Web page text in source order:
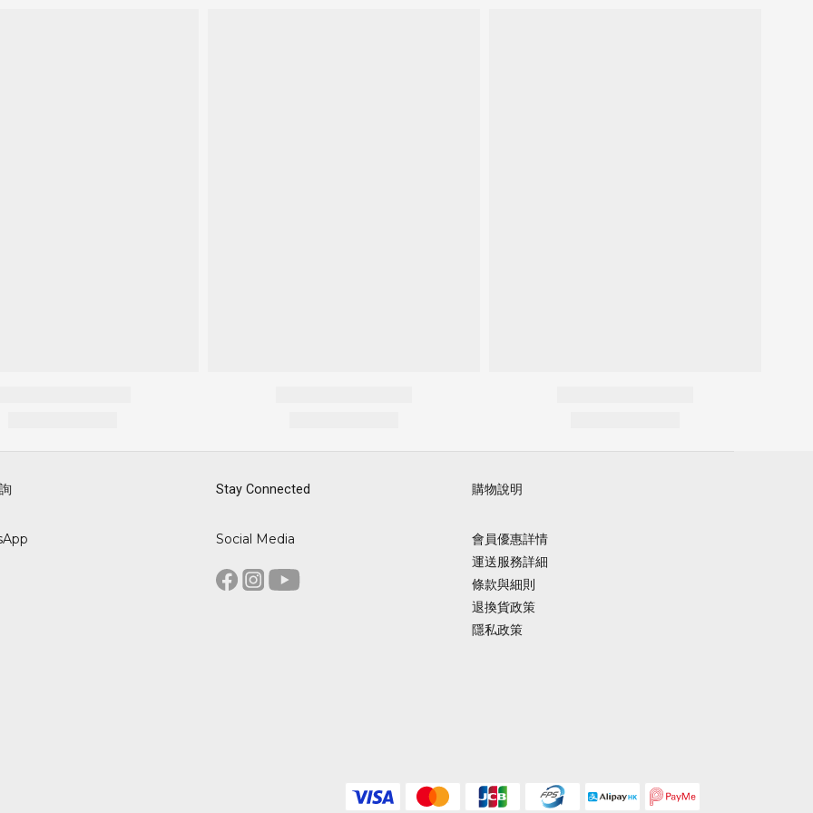
Stay Connected
Social Media
購物說明
會員優惠詳情
運送服務詳細
條款與細則
退換貨政策
隱私政策